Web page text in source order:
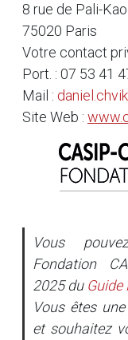
8 rue de Pali-Kao
75020 Paris
Votre contact
Port. : 07 53 41
Mail :
Site Web :
Vous
Fondation
2025 du
Vous êtes
et souhaitez